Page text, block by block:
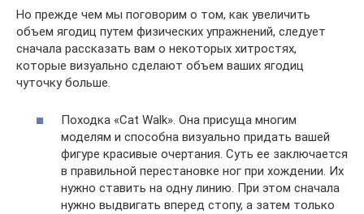
Но прежде чем мы поговорим о том, как увеличить
объем ягодиц путем физических упражнений, следует
сначала рассказать вам о некоторых хитростях,
которые визуально сделают объем ваших ягодиц
чуточку больше.
Походка «Cat Walk». Она присуща многим
моделям и способна визуально придать вашей
фигуре красивые очертания. Суть ее заключается
в правильной перестановке ног при хождении. Их
нужно ставить на одну линию. При этом сначала
нужно выдвигать вперед стопу, а затем только